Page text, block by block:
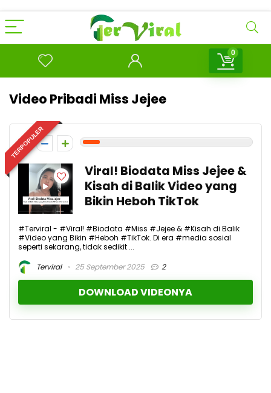
0
Video Pribadi Miss Jejee
TERPOPULER
1
Viral! Biodata Miss Jejee &
Kisah di Balik Video yang
Bikin Heboh TikTok
#Terviral - #Viral! #Biodata #Miss #Jejee & #Kisah di Balik
#Video yang Bikin #Heboh #TikTok. Di era #media sosial
seperti sekarang, tidak sedikit ...
Terviral
25 September 2025 2
DOWNLOAD VIDEONYA